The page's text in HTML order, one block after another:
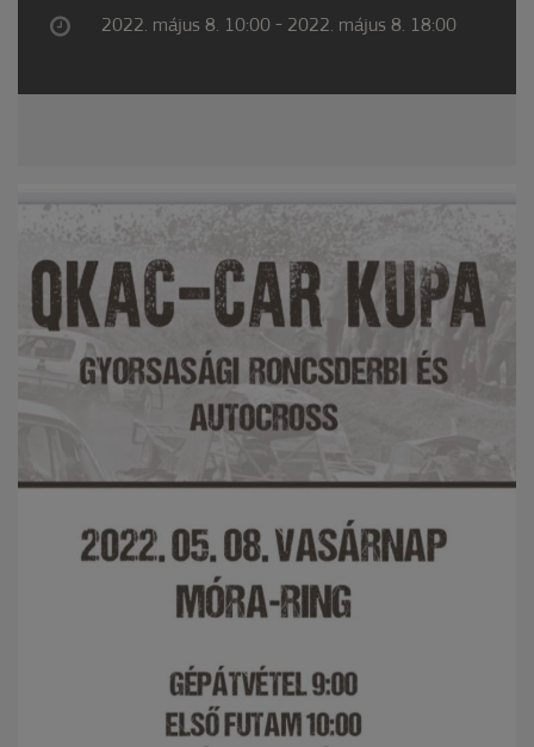
2022. május 8. 10:00 - 2022. május 8. 18:00